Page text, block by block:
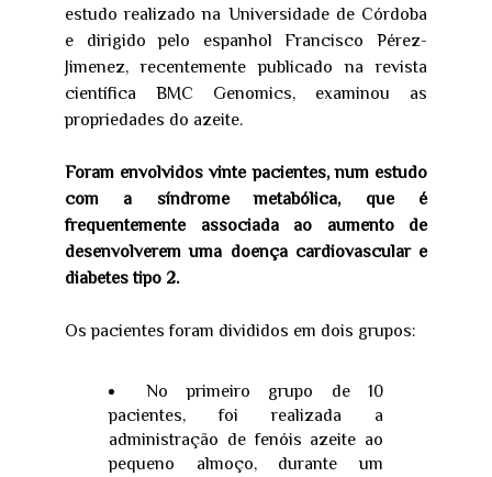
estudo realizado na Universidade de Córdoba
e dirigido pelo espanhol Francisco Pérez-
Jimenez, recentemente publicado na revista
científica BMC Genomics, examinou as
propriedades do azeite.
Foram envolvidos vinte pacientes, num estudo
com a síndrome metabólica, que é
frequentemente associada ao aumento de
desenvolverem uma doença cardiovascular e
diabetes tipo 2.
Os pacientes foram divididos em dois grupos:
No primeiro grupo de 10
pacientes, foi realizada a
administração de fenóis azeite ao
pequeno almoço, durante um